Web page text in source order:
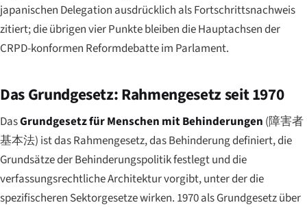
japanischen Delegation ausdrücklich als Fortschrittsnachweis
zitiert; die übrigen vier Punkte bleiben die Hauptachsen der
CRPD-konformen Reformdebatte im Parlament.
Das Grundgesetz: Rahmengesetz seit 1970
DasGrundgesetz für Menschen mit Behinderungen (障害者
基本法) ist das Rahmengesetz, das Behinderung definiert, die
Grundsätze der Behinderungspolitik festlegt und die
verfassungsrechtliche Architektur vorgibt, unter der die
spezifischeren Sektorgesetze wirken. 1970 als Grundgesetz über